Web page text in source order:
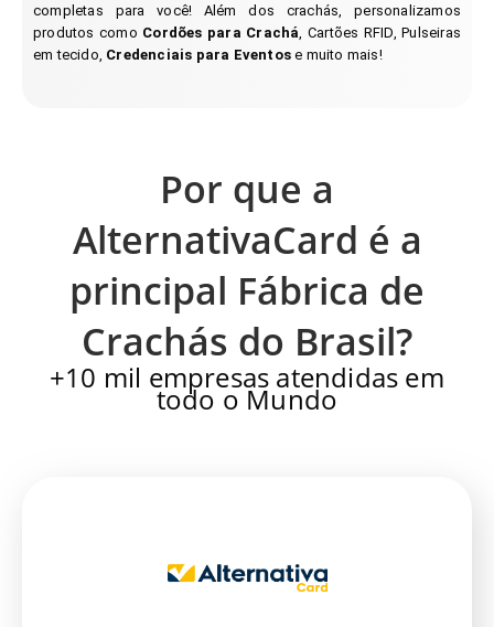
completas para você! Além dos crachás, personalizamos
produtos como Cordões para Crachá , Cartões RFID, Pulseiras
em tecido, Credenciais para Eventos e muito mais!
Por que a
AlternativaCard é a
principal Fábrica de
Crachás do Brasil?
+10 mil empresas atendidas em
todo o Mundo